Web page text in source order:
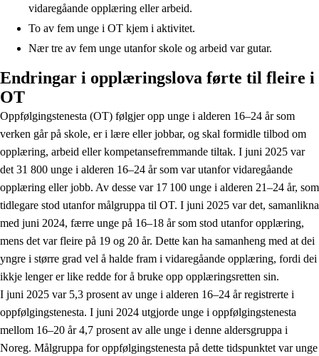
vidaregåande opplæring eller arbeid.
To av fem unge i OT kjem i aktivitet.
Nær tre av fem unge utanfor skole og arbeid var gutar.
Endringar i opplæringslova førte til fleire i
OT
Oppfølgingstenesta (OT) følgjer opp unge i alderen 16–24 år som
verken går på skole, er i lære eller jobbar, og skal formidle tilbod om
opplæring, arbeid eller kompetansefremmande tiltak. I juni 2025 var
det 31 800 unge i alderen 16–24 år som var utanfor vidaregåande
opplæring eller jobb. Av desse var 17 100 unge i alderen 21–24 år, som
tidlegare stod utanfor målgruppa til OT. I juni 2025 var det, samanlikna
med juni 2024, færre unge på 16–18 år som stod utanfor opplæring,
mens det var fleire på 19 og 20 år. Dette kan ha samanheng med at dei
yngre i større grad vel å halde fram i vidaregåande opplæring, fordi dei
ikkje lenger er like redde for å bruke opp opplæringsretten sin.
I juni 2025 var 5,3 prosent av unge i alderen 16–24 år registrerte i
oppfølgingstenesta. I juni 2024 utgjorde unge i oppfølgingstenesta
mellom 16–20 år 4,7 prosent av alle unge i denne aldersgruppa i
Noreg. Målgruppa for oppfølgingstenesta på dette tidspunktet var unge